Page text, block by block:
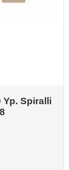
Yp. Spiralli